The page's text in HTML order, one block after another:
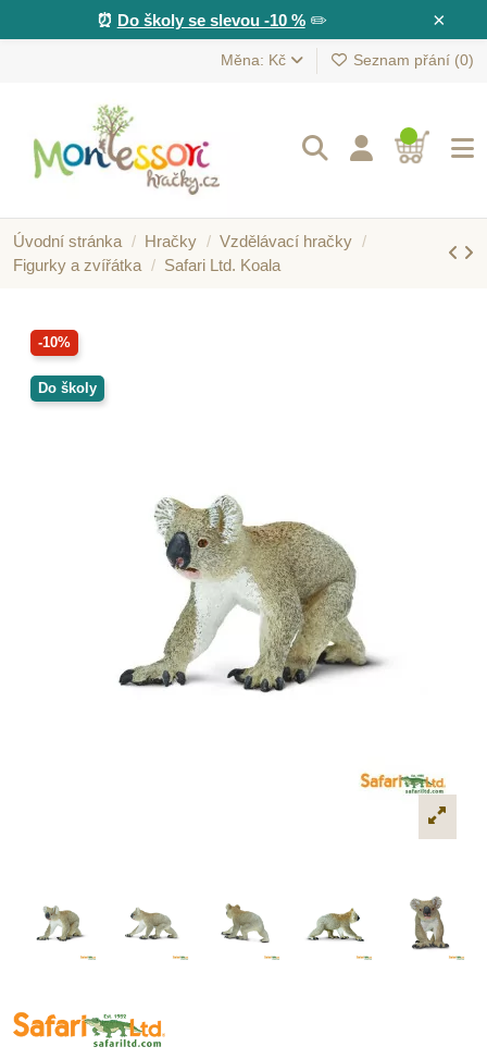
×
⏰ Do školy se slevou -10 %✏️
Měna: Kč Seznam přání (0)
Úvodní stránka Hračky
Vzdělávací hračky
Figurky a zvířátka
Safari Ltd. Koala
-10%
Do školy